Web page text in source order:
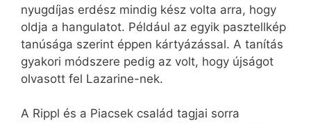
nyugdíjas erdész mindig kész volta arra, hogy
oldja a hangulatot. Például az egyik pasztellkép
tanúsága szerint éppen kártyázással. A tanítás
gyakori módszere pedig az volt, hogy újságot
olvasott fel Lazarine-nek.
A Rippl és a Piacsek család tagjai sorra